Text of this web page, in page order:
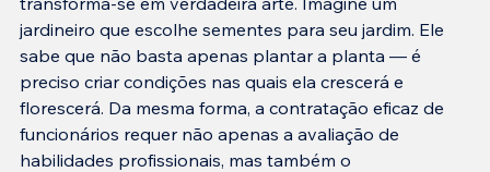
jardineiro que escolhe sementes para seu jardim. Ele
sabe que não basta apenas plantar a planta — é
preciso criar condições nas quais ela crescerá e
florescerá. Da mesma forma, a contratação eficaz de
funcionários requer não apenas a avaliação de
habilidades profissionais, mas também o